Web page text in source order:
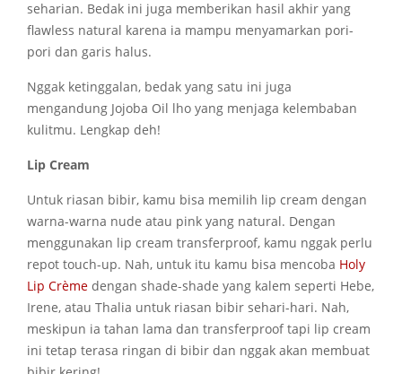
seharian. Bedak ini juga memberikan hasil akhir yang
flawless natural karena ia mampu menyamarkan pori-
pori dan garis halus.
Nggak ketinggalan, bedak yang satu ini juga
mengandung Jojoba Oil lho yang menjaga kelembaban
kulitmu. Lengkap deh!
Lip Cream
Untuk riasan bibir, kamu bisa memilih lip cream dengan
warna-warna nude atau pink yang natural. Dengan
menggunakan lip cream transferproof, kamu nggak perlu
repot touch-up. Nah, untuk itu kamu bisa mencoba Holy
Lip Crѐme dengan shade-shade yang kalem seperti Hebe,
Irene, atau Thalia untuk riasan bibir sehari-hari. Nah,
meskipun ia tahan lama dan transferproof tapi lip cream
ini tetap terasa ringan di bibir dan nggak akan membuat